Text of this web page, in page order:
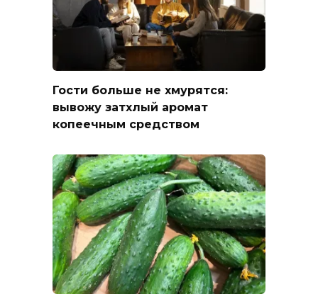
Гости больше не хмурятся:
вывожу затхлый аромат
копеечным средством